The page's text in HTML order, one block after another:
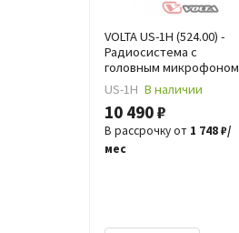
VOLTA US-1H (524.00) -
Радиосистема с
головным микрофоном
US-1H В наличии
10 490 ₽
В рассрочку от 1 748 ₽/
мес